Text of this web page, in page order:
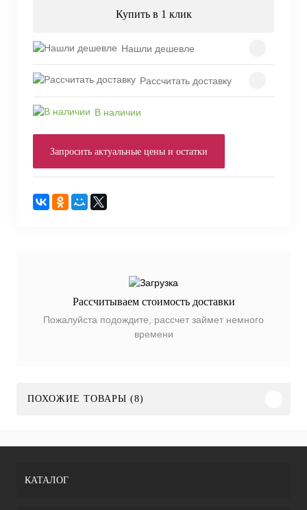
Купить в 1 клик
Нашли дешевле
Рассчитать доставку
В наличии
Запросить актуальные цены и остатки
Рассчитываем стоимость доставки
Пожалуйста подождите, рассчет займет немного
времени
ПОХОЖИЕ ТОВАРЫ (8)
КАТАЛОГ